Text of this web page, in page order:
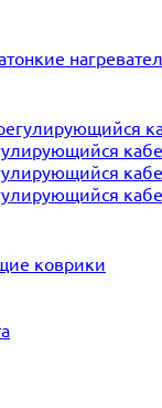
коврики